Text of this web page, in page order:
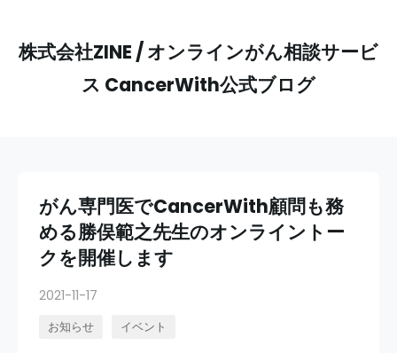
株式会社ZINE / オンラインがん相談サービ
ス CancerWith公式ブログ
がん専門医でCancerWith顧問も務
める勝俣範之先生のオンライントー
クを開催します
2021-11-17
お知らせ イベント